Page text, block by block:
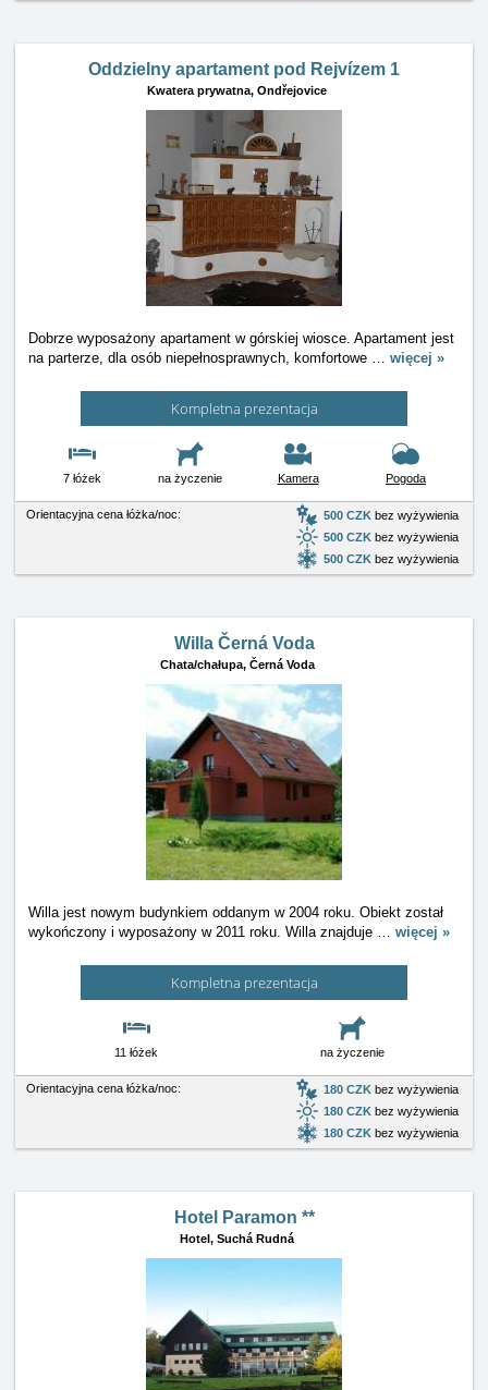
Oddzielny apartament pod Rejvízem 1
Kwatera prywatna, Ondřejovice
Dobrze wyposażony apartament w górskiej wiosce. Apartament jest
na parterze, dla osób niepełnosprawnych, komfortowe … więcej »
Kompletna prezentacja
7 łóżek na życzenie Kamera Pogoda
Orientacyjna cena łóżka/noc: 500 CZK bez wyżywienia
500 CZK bez wyżywienia
500 CZK bez wyżywienia
Willa Černá Voda
Chata/chałupa, Černá Voda
Willa jest nowym budynkiem oddanym w 2004 roku. Obiekt został
wykończony i wyposażony w 2011 roku. Willa znajduje … więcej »
Kompletna prezentacja
11 łóżek na życzenie
Orientacyjna cena łóżka/noc: 180 CZK bez wyżywienia
180 CZK bez wyżywienia
180 CZK bez wyżywienia
Hotel Paramon **
Hotel, Suchá Rudná